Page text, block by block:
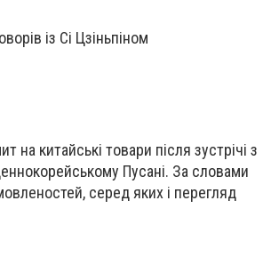
із Сі Цзіньпіном
китайські товари після зустрічі з
Пусані. За словами
серед яких і перегляд